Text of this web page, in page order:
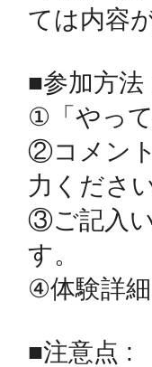
ては内容
■参加方法
①「やっ
②コメン
力ください
③ご記入
す。
④体験詳
■注意点 :